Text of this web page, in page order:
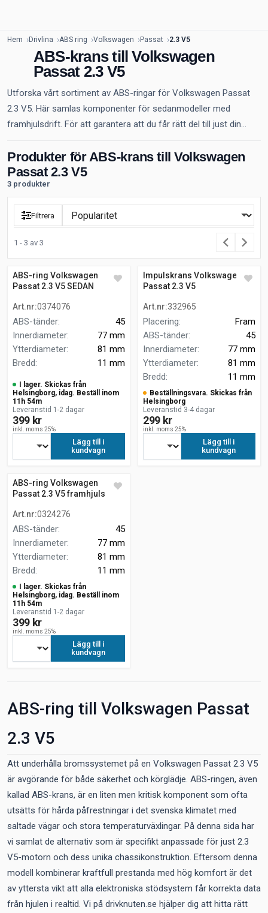
Hem Drivlina ABS ring Volkswagen Passat 2.3 V5
ABS-krans till Volkswagen
Passat 2.3 V5
Utforska vårt sortiment av ABS-ringar för Volkswagen Passat
2.3 V5. Här samlas komponenter för sedanmodeller med
framhjulsdrift. För att garantera att du får rätt del till just din...
Produkter för ABS-krans till Volkswagen
Passat 2.3 V5
3 produkter
Filtrera
1 - 3 av 3
ABS-ring Volkswagen
Passat 2.3 V5 SEDAN
Art.nr:0374076
ABS-tänder:
45
Innerdiameter:
77 mm
Ytterdiameter:
81 mm
Bredd: 11 mm
I lager. Skickas från
Helsingborg, idag. Beställ inom
11h 54m
Leveranstid 1-2 dagar
399 kr
inkl. moms 25%
Lägg till i
kundvagn
Impulskrans Volkswagen
Passat 2.3 V5
Art.nr:332965
Placering:
Fram
ABS-tänder:
45
Innerdiameter:
77 mm
Ytterdiameter:
81 mm
Bredd: 11 mm
Beställningsvara. Skickas från
Helsingborg
Leveranstid 3-4 dagar
299 kr
inkl. moms 25%
Lägg till i
kundvagn
ABS-ring Volkswagen
Passat 2.3 V5 framhjulsdrift
Art.nr:0324276
ABS-tänder:
45
Innerdiameter:
77 mm
Ytterdiameter:
81 mm
Bredd: 11 mm
I lager. Skickas från
Helsingborg, idag. Beställ inom
11h 54m
Leveranstid 1-2 dagar
399 kr
inkl. moms 25%
Lägg till i
kundvagn
ABS-ring till Volkswagen Passat
2.3 V5
Att underhålla bromssystemet på en Volkswagen Passat 2.3 V5
är avgörande för både säkerhet och körglädje. ABS-ringen, även
kallad ABS-krans, är en liten men kritisk komponent som ofta
utsätts för hårda påfrestningar i det svenska klimatet med
saltade vägar och stora temperaturväxlingar. På denna sida har
vi samlat de alternativ som är specifikt anpassade för just 2.3
V5-motorn och dess unika chassikonstruktion. Eftersom denna
modell kombinerar kraftfull prestanda med hög komfort är det
av yttersta vikt att alla elektroniska stödsystem får korrekta data
från hjulen i realtid. Vi på drivknuten.se hjälper dig att hitta rätt